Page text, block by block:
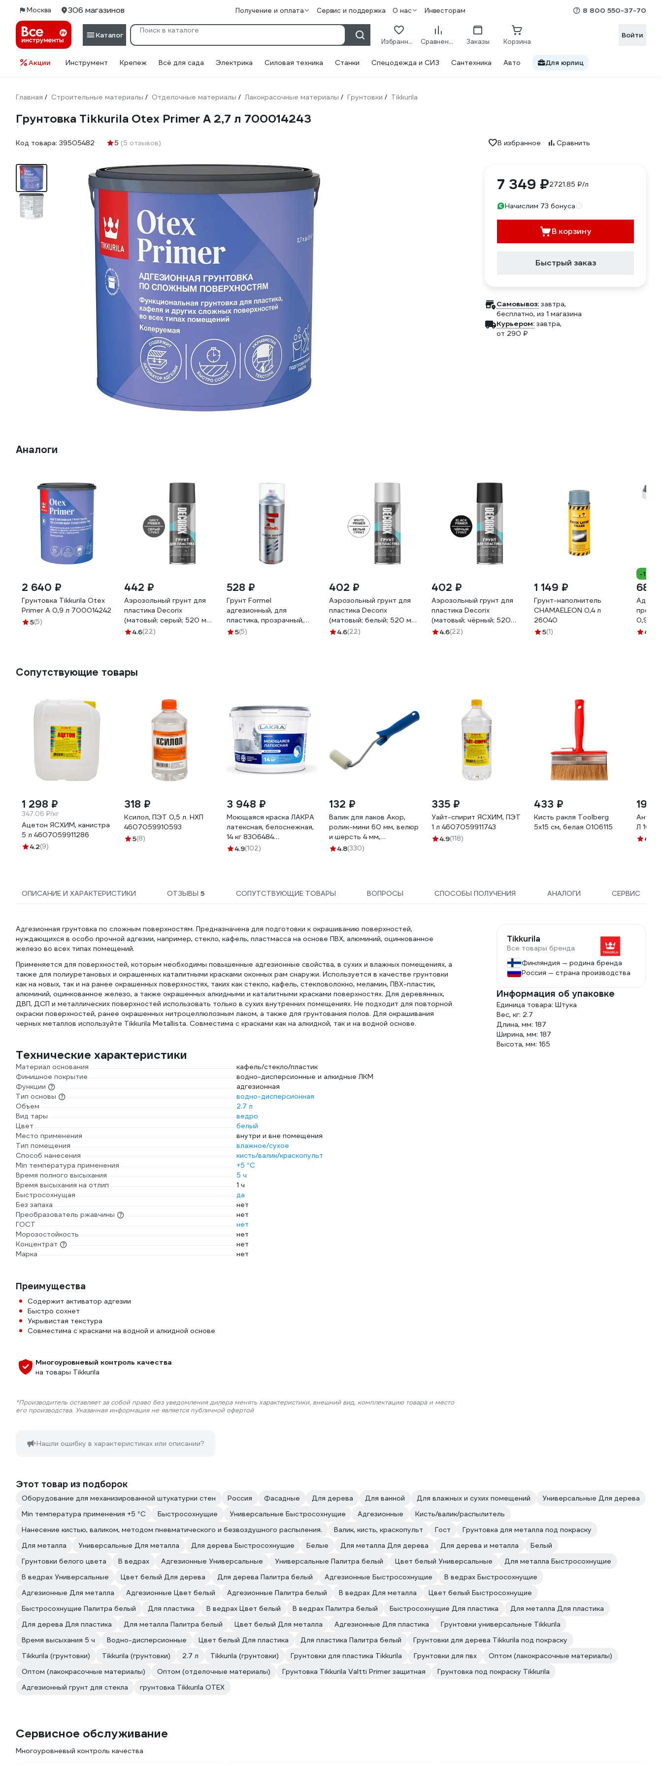
Москва 306 магазинов Получение и оплата Сервис и поддержка О нас Инвесторам 8 800 550-37-70
Каталог
Избранное Сравнение Заказы Корзина
Войти
Акции Инструмент Крепеж Всё для сада Электрика Силовая техника Станки Спецодежда и СИЗ Сантехника Авто Для юрлиц
Главная / Строительные материалы / Отделочные материалы / Лакокрасочные материалы / Грунтовки / Tikkurila
Грунтовка Tikkurila Otex Primer А 2,7 л 700014243
Код товара: 39505482 5 (5 отзывов) В избранное Сравнить
7 349 ₽2721.85 ₽/л
Начислим 73 бонуса
В корзину
Быстрый заказ
Самовывоз: завтра,
бесплатно, из 1 магазина
Курьером: завтра,
от 290 ₽
Аналоги
2 640 ₽
Грунтовка Tikkurila Otex
Primer А 0,9 л 700014242
5(5)
442 ₽
Аэрозольный грунт для
пластика Decorix
(матовый; серый; 520 мл)
0141-10 DX
4.6(22)
528 ₽
Грунт Formel
адгезионный, для
пластика, прозрачный,
520 мл, аэрозоль FM-
5(5)
402 ₽
Аэрозольный грунт для
пластика Decorix
(матовый; белый; 520 мл)
0141-24 DX
4.6(22)
402 ₽
Аэрозольный грунт для
пластика Decorix
(матовый; чёрный; 520
мл) 0141-02 DX
4.6(22)
1 149 ₽
Грунт-наполнитель
CHAMAELEON 0,4 л
26040
5(1)
-14%
682
0,9 л
4.7
Сопутствующие товары
1 298 ₽
347.06 ₽/кг
Ацетон ЯСХИМ, канистра
5 л 4607059911286
4.2(9)
318 ₽
Ксилол, ПЭТ 0,5 л. НХП
4607059910593
5(8)
3 948 ₽
Моющаяся краска ЛАКРА
латексная, белоснежная,
14 кг 8306484
ЛА-00000054
4.9(102)
132 ₽
Валик для лаков Акор,
ролик-мини 60 мм, велюр
и шерсть 4 мм,
кронштейн 6 мм, Мастер
4.8(330)
335 ₽
Уайт-спирит ЯСХИМ, ПЭТ
1 л 4607059911743
4.9(118)
433 ₽
Кисть ракля Toolberg
5х15 см, белая 0106115
199
Л 10
4.6
ОПИСАНИЕ И ХАРАКТЕРИСТИКИ ОТЗЫВЫ5 СОПУТСТВУЮЩИЕ ТОВАРЫ ВОПРОСЫ СПОСОБЫ ПОЛУЧЕНИЯ АНАЛОГИ СЕРВИС
Адгезионная грунтовка по сложным поверхностям. Предназначена для подготовки к окрашиванию поверхностей,
нуждающихся в особо прочной адгезии, например, стекло, кафель, пластмасса на основе ПВХ, алюминий, оцинкованное
железо во всех типах помещений.
Применяется для поверхностей, которым необходимы повышенные адгезионные свойства, в сухих и влажных помещениях, а
также для полиуретановых и окрашенных каталитными красками оконных рам снаружи. Используется в качестве грунтовки
как на новых, так и на ранее окрашенных поверхностях, таких как стекло, кафель, стекловолокно, меламин, ПВХ-пластик,
алюминий, оцинкованное железо, а также окрашенных алкидными и каталитными красками поверхностях. Для деревянных,
ДВП, ДСП и металлических поверхностей использовать только в сухих внутренних помещениях. Не подходит для повторной
окраски поверхностей, ранее окрашенных нитроцеллюлозным лаком, а также для грунтования полов. Для окрашивания
черных металлов используйте Tikkurila Metallista. Совместима с красками как на алкидной, так и на водной основе.
Технические характеристики
Материал основания
кафель/стекло/пластик
Финишное покрытие
водно-дисперсионные и алкидные ЛКМ
Функции
адгезионная
Тип основы
водно-дисперсионная
Объем
2.7 л
Вид тары
ведро
Цвет
белый
Место применения
внутри и вне помещения
Тип помещения
влажное/сухое
Способ нанесения
кисть/валик/краскопульт
Min температура применения
+5 °С
Время полного высыхания
5 ч
Время высыхания на отлип
1 ч
Быстросохнущая
да
Без запаха
нет
Преобразователь ржавчины
нет
ГОСТ
нет
Морозостойкость
нет
Концентрат
нет
Марка
нет
Преимущества
Содержит активатор адгезии
Быстро сохнет
Укрывистая текстура
Совместима с красками на водной и алкидной основе
Многоуровневый контроль качества
на товары Tikkurila
*Производитель оставляет за собой право без уведомления дилера менять характеристики, внешний вид, комплектацию товара и место
его производства. Указанная информация не является публичной офертой
Нашли ошибку в характеристиках или описании?
Tikkurila
Все товары бренда
Финляндия — родина бренда
Россия — страна производства
Информация об упаковке
Единица товара: Штука
Вес, кг: 2.7
Длина, мм: 187
Ширина, мм: 187
Высота, мм: 165
Этот товар из подборок
Оборудование для механизированной штукатурки стен Россия Фасадные Для дерева Для ванной Для влажных и сухих помещений
Универсальные Для дерева
Min температура применения +5 °С
Быстросохнущие Универсальные Быстросохнущие Адгезионные
Кисть/валик/распылитель
Нанесение кистью, валиком, методом пневматического и безвоздушного распыления.
Валик, кисть, краскопульт Гост
Грунтовка для металла под покраску
Для металла
Универсальные Для металла Для дерева Быстросохнущие Белые Для металла Для дерева Для дерева и металла
Белый
Грунтовки белого цвета
В ведрах Адгезионные Универсальные Универсальные Палитра белый Цвет белый Универсальные
Для металла Быстросохнущие
В ведрах Универсальные
Цвет белый Для дерева Для дерева Палитра белый Адгезионные Быстросохнущие
В ведрах Быстросохнущие
Адгезионные Для металла
Адгезионные Цвет белый Адгезионные Палитра белый В ведрах Для металла
Цвет белый Быстросохнущие
Быстросохнущие Палитра белый
Для пластика В ведрах Цвет белый В ведрах Палитра белый Быстросохнущие Для пластика
Для металла Для пластика
Для дерева Для пластика
Для металла Палитра белый Цвет белый Для металла Адгезионные Для пластика
Грунтовки универсальные Tikkurila
Время высыхания 5 ч
Водно-дисперсионные Цвет белый Для пластика Для пластика Палитра белый
Грунтовки для дерева Tikkurila под покраску
Tikkurila (грунтовки)
Tikkurila (грунтовки) 2.7 л Tikkurila (грунтовки) Грунтовки для пластика Tikkurila Грунтовки для пвх
Оптом (лакокрасочные материалы)
Оптом (лакокрасочные материалы)
Оптом (отделочные материалы) Грунтовка Tikkurila Valtti Primer защитная
Грунтовка под покраску Tikkurila
Адгезионный грунт для стекла
грунтовка Tikkurila OTEX
Сервисное обслуживание
Многоуровневый контроль качества